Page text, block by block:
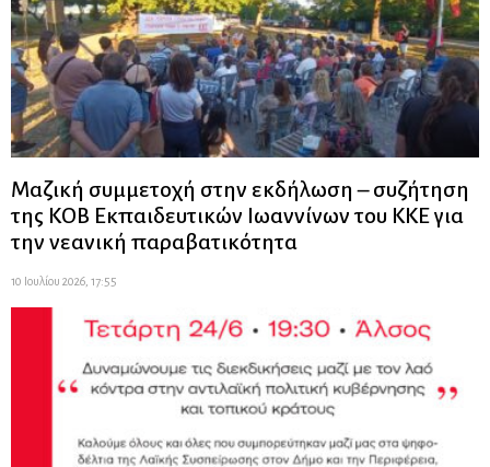
Μαζική συμμετοχή στην εκδήλωση – συζήτηση
της ΚΟΒ Εκπαιδευτικών Ιωαννίνων του ΚΚΕ για
την νεανική παραβατικότητα
10 Ιουλίου 2026, 17:55